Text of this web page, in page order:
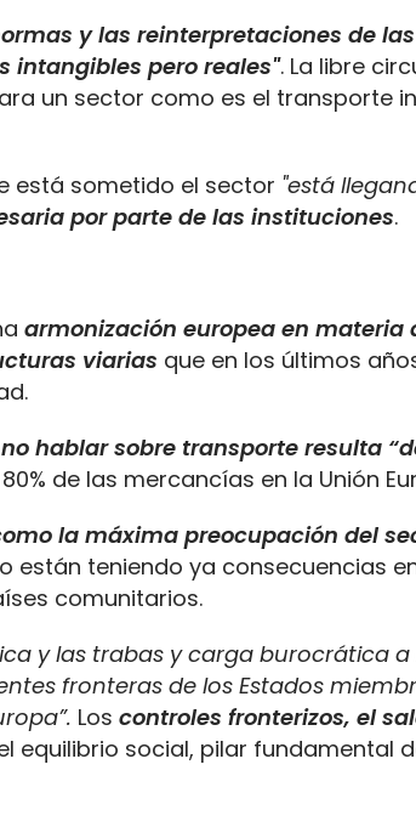
y las reinterpretaciones de
intangibles pero reales". La libre
un sector como es el transporte
está sometido el sector "está
por parte de las instituciones.
armonización europea en materia
viarias que en los últimos
hablar sobre transporte resulta
de las mercancías en la Unión
la máxima preocupación del
teniendo ya consecuencias
comunitarios.
y las trabas y carga burocrática a
fronteras de los Estados
Los controles fronterizos, el
equilibrio social, pilar fundamental